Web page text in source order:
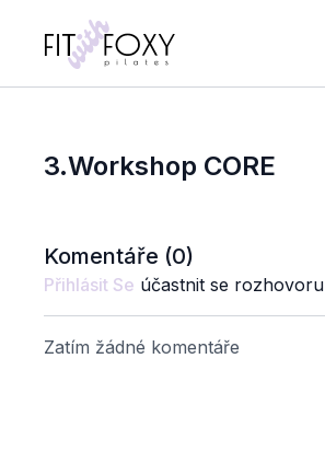
3.Workshop CORE
Komentáře (0)
Přihlásit Se účastnit se rozhovoru
Zatím žádné komentáře